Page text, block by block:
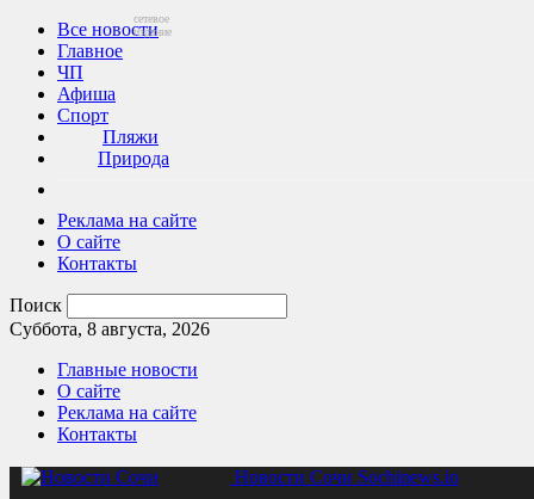
Все новости
Главное
ЧП
Афиша
Спорт
Пляжи
Природа
Реклама на сайте
О сайте
Контакты
Поиск
Суббота, 8 августа, 2026
Главные новости
О сайте
Реклама на сайте
Контакты
Новости Сочи Sochinews.io
сетевое
издание